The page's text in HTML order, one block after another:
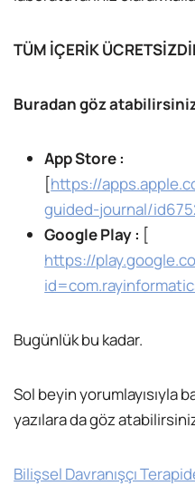
TÜM İÇERİK
Buradan göz
App Store :
[https://
guided-journal/
Google Play : [
https://
Bugünlük bu kadar.
Sol beyin yorumlayısıyla
yazılara da göz
Bilişsel Davranışçı